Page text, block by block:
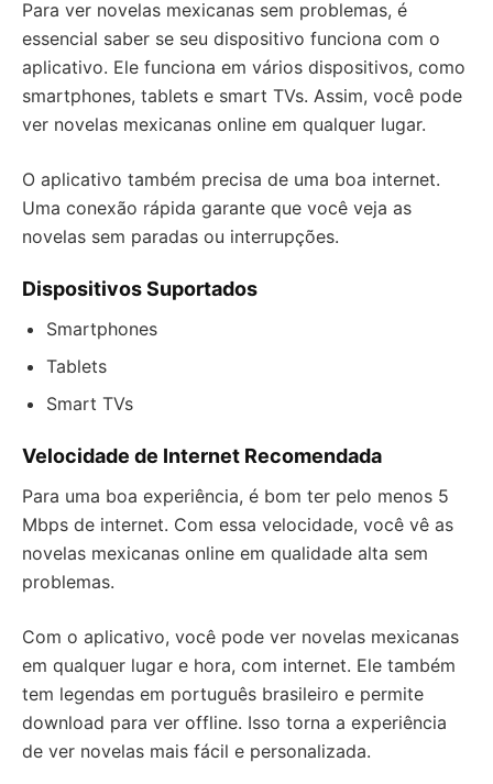
Para ver novelas mexicanas sem problemas, é
essencial saber se seu dispositivo funciona com o
aplicativo. Ele funciona em vários dispositivos, como
smartphones, tablets e smart TVs. Assim, você pode
ver novelas mexicanas online em qualquer lugar.
O aplicativo também precisa de uma boa internet.
Uma conexão rápida garante que você veja as
novelas sem paradas ou interrupções.
Dispositivos Suportados
Smartphones
Tablets
Smart TVs
Velocidade de Internet Recomendada
Para uma boa experiência, é bom ter pelo menos 5
Mbps de internet. Com essa velocidade, você vê as
novelas mexicanas online em qualidade alta sem
problemas.
Com o aplicativo, você pode ver novelas mexicanas
em qualquer lugar e hora, com internet. Ele também
tem legendas em português brasileiro e permite
download para ver offline. Isso torna a experiência
de ver novelas mais fácil e personalizada.